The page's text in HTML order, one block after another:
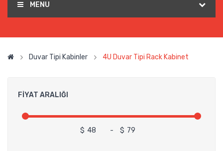
MENU
Duvar Tipi Kabinler 4U Duvar Tipi Rack Kabinet
FIYAT ARALIĞI
$ - $